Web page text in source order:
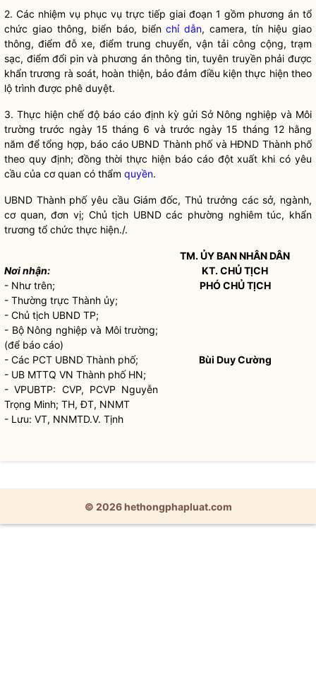
2. Các nhiệm vụ phục vụ trực tiếp giai đoạn 1 gồm phương án tổ
chức giao thông, biển báo, biểnchỉ dẫn, camera, tín hiệu giao
thông, điểm đỗ xe, điểm trung chuyển, vận tải công cộng, trạm
sạc, điểm đổi pin và phương án thông tin, tuyên truyền phải được
khẩn trương rà soát, hoàn thiện, bảo đảm điều kiện thực hiện theo
lộ trình được phê duyệt.
3. Thực hiện chế độ báo cáo định kỳ gửi Sở Nông nghiệp và Môi
trường trước ngày 15 tháng 6 và trước ngày 15 tháng 12 hằng
năm để tổng hợp, báo cáo UBND Thành phố và HĐND Thành phố
theo quy định; đồng thời thực hiện báo cáo đột xuất khi có yêu
cầu của cơ quan có thẩm quyền.
UBND Thành phố yêu cầu Giám đốc, Thủ trưởng các sở, ngành,
cơ quan, đơn vị; Chủ tịch UBND các phường nghiêm túc, khẩn
trương tổ chức thực hiện./.
Nơi nhận:
- Như trên;
- Thường trực Thành ủy;
- Chủ tịch UBND TP;
- Bộ Nông nghiệp và Môi trường;
(để báo cáo)
- Các PCT UBND Thành phố;
- UB MTTQ VN Thành phố HN;
- VPUBTP: CVP, PCVP Nguyễn
Trọng Minh; TH, ĐT, NNMT
- Lưu: VT, NNMTD.V. Tịnh
TM. ỦY BANNHÂN DÂN
KT. CHỦ TỊCH
PHÓ CHỦ TỊCH
Bùi Duy Cường
© 2026 hethongphapluat.com